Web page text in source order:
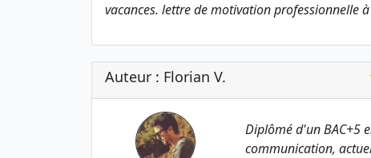
vacances. lettre de motivation professionnelle
Auteur : Florian V.
Diplômé d'un BAC+5
communication,